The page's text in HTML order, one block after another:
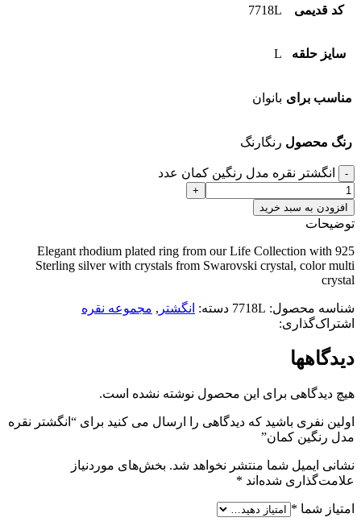
کد قدیمی 7718L
سایز حلقه L
مناسب برای بانوان
رنگ محصول رنگارنگ
انگشتر نقره مدل رنگین کمان عدد
افزودن به سبد خرید
توضیحات
Elegant rhodium plated ring from our Life Collection with 925
Sterling silver with crystals from Swarovski crystal, color multi
crystal
شناسه محصول: 7718L دسته: انگشتر , مجموعه نقره
اشتراک‌گذاری:
دیدگاهها
هیچ دیدگاهی برای این محصول نوشته نشده است.
اولین نفری باشید که دیدگاهی را ارسال می کنید برای “انگشتر نقره
مدل رنگین کمان”
نشانی ایمیل شما منتشر نخواهد شد. بخش‌های موردنیاز
علامت‌گذاری شده‌اند *
امتیاز شما *